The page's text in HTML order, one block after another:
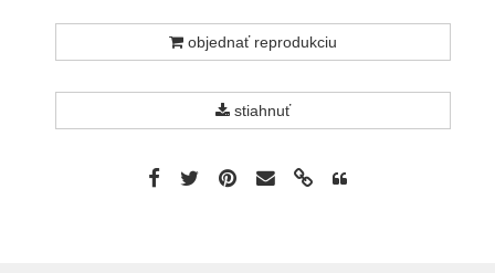
objednať reprodukciu
stiahnuť